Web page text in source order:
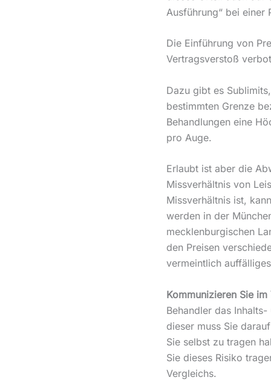
Ausführung“ bei einer
Die Einführung von
Vertragsverstoß
Dazu gibt es
bestimmten Grenze
Behandlungen eine
pro Auge.
Erlaubt ist aber die
Missverhältnis von
Missverhältnis ist,
werden in der
mecklenburgischen
den Preisen
vermeintlich
Kommunizieren Sie
Behandler das
dieser muss Sie
Sie selbst zu tragen
Sie dieses Risiko
Vergleichs.